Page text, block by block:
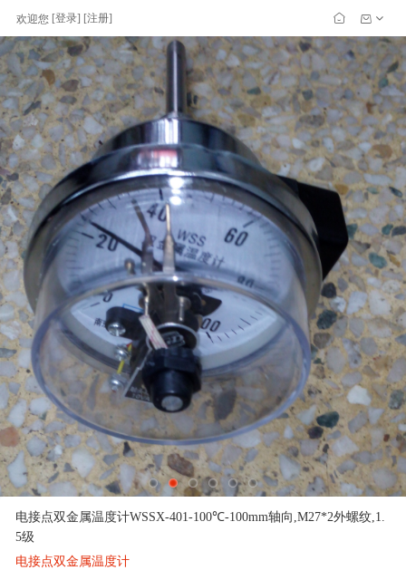
欢迎您 [登录] [注册]
电接点双金属温度计WSSX-401-100℃-100mm轴向,M27*2外螺纹,1.
5级
电接点双金属温度计